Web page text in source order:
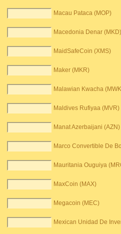
Macau Pataca (MOP)
Macedonia Denar (MKD)
MaidSafeCoin (XMS)
Maker (MKR)
Malawian Kwacha
Maldives Rufiyaa (MVR)
Manat Azerbaijani (AZN)
Marco Convertible De
Mauritania Ouguiya
MaxCoin (MAX)
Megacoin (MEC)
Mexican Unidad De